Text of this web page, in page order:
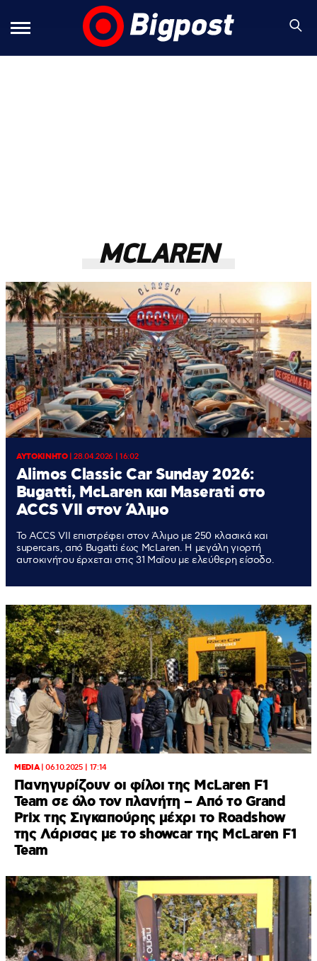
MCLAREN
ΑΥΤΟΚΙΝΗΤΟ|28.04.2026 | 16:02
Alimos Classic Car Sunday 2026:
Bugatti, McLaren και Maserati στο
ACCS VII στον Άλιμο
Το ACCS VII επιστρέφει στον Άλιμο με 250 κλασικά και
supercars, από Bugatti έως McLaren. Η μεγάλη γιορτή
αυτοκινήτου έρχεται στις 31 Μαΐου με ελεύθερη είσοδο.
MEDIA|06.10.2025 | 17:14
Πανηγυρίζουν οι φίλοι της McLaren F1
Team σε όλο τον πλανήτη – Από το Grand
Prix της Σιγκαπούρης μέχρι το Roadshow
της Λάρισας με το showcar της McLaren F1
Team